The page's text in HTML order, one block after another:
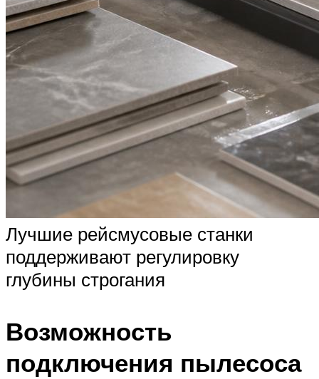
Лучшие рейсмусовые станки
поддерживают регулировку
глубины строгания
Возможность
подключения пылесоса